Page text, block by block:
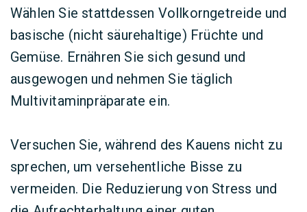
Wählen Sie stattdessen Vollkorngetreide und
basische (nicht säurehaltige) Früchte und
Gemüse. Ernähren Sie sich gesund und
ausgewogen und nehmen Sie täglich
Multivitaminpräparate ein.
Versuchen Sie, während des Kauens nicht zu
sprechen, um versehentliche Bisse zu
vermeiden. Die Reduzierung von Stress und